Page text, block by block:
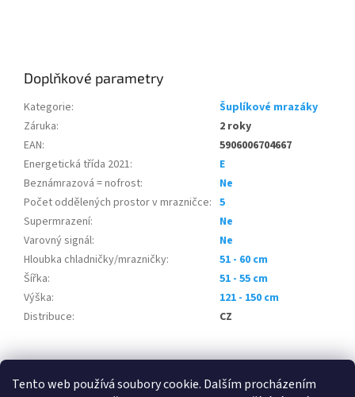
Tento web používá soubory cookie. Dalším procházením
Doplňkové parametry
Kategorie:
Šuplíkové mrazáky
Záruka:
2 roky
EAN:
5906006704667
Energetická třída 2021:
E
Beznámrazová = nofrost:
Ne
Počet oddělených prostor v mrazničce: 5
Supermrazení:
Ne
Varovný signál:
Ne
Hloubka chladničky/mrazničky:
51 - 60 cm
Šířka:
51 - 55 cm
Výška:
121 - 150 cm
Distribuce: CZ
Z
100 % zákazníků Heureka.cz nás doporučuje! Zboží.cz Firmy.cz